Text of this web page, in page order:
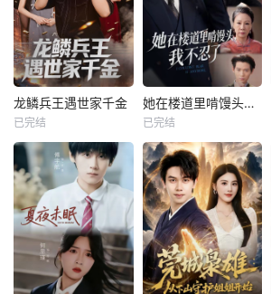
龙鳞兵王遇世家千金
已完结
她在楼道里啃馒头，我不忍了
已完结